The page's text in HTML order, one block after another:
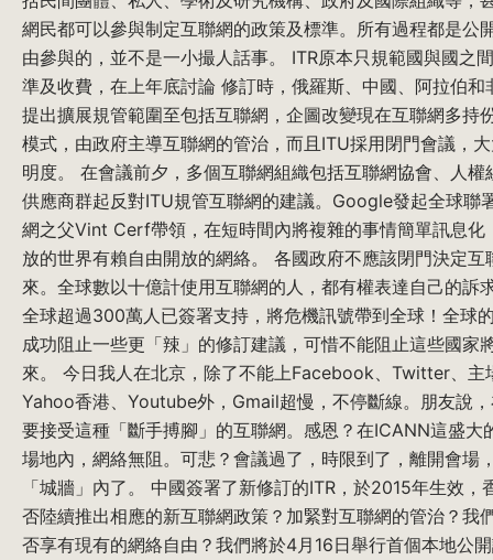
網民都可以參與制定互聯網的政策及標準。所有過程都是公
由參與的，並不是一小撮人話事。 ITR原本只規範國與國之
準及收費，在上年底討論 修訂時，俄羅斯、中國、阿拉伯和
提出擴展規管範圍至包括互聯網，企圖改變現在互聯網多持
模式，由政府主導互聯網的管治，而且ITU採用閉門會議，
明度。 在會議前夕，多個互聯網組織包括互聯網協會、人權
供應商群起反對ITU規管互聯網的建議。Google發起全球聯
網之父Vint Cerf帶領，在短時間內將複雜的事情簡單訊息化
放的世界有賴自由開放的網絡。 各國政府不應該閉門決定互
來。全球數以十億計使用互聯網的人，都有權表達自己的訴
全球超過300萬人已簽署支持，將危機訊號帶到全球！全球
成功阻止一些更「辣」的修訂建議，可惜不能阻止這些國家
來。 今日我人在北京，除了不能上Facebook、Twitter、主
Yahoo香港、Youtube外，Gmail超慢，不停斷線。朋友說
要接受這種「斷手搏腳」的互聯網。感恩？在ICANN這盛大
場地內，網絡無阻。可悲？會議過了，時限到了，離開會場
「城牆」內了。 中國簽署了新修訂的ITR，於2015年生效，
否陸續推出相應的新互聯網政策？加緊對互聯網的管治？我
否享有現有的網絡自由？我們將於4月16日舉行首個本地公